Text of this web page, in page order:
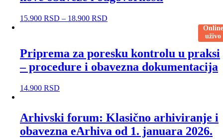
15.900 RSD – 18.900 RSD
Online
uživo
Priprema za poresku kontrolu u praksi
– procedure i obavezna dokumentacija
14.900 RSD
Arhivski forum: Klasično arhiviranje i
obavezna eArhiva od 1. januara 2026.